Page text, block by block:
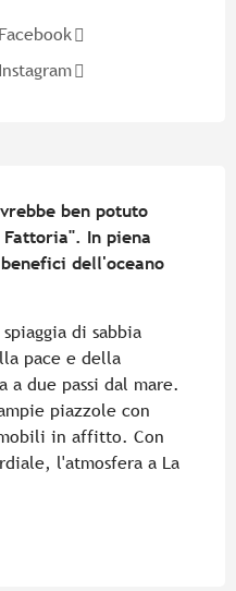
ben potuto
In piena
dell'oceano
di sabbia
pace e della
a due passi dal mare.
piazzole con
in affitto. Con
l'atmosfera a La